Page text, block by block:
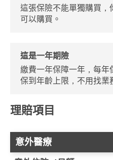
這張保險不能單獨購買，
可以購買。
這是一年期險
繳費一年保障一年，每年
保到年齡上限，不用找業
理賠項目
意外醫療